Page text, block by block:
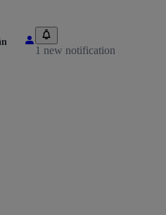
1 new notification